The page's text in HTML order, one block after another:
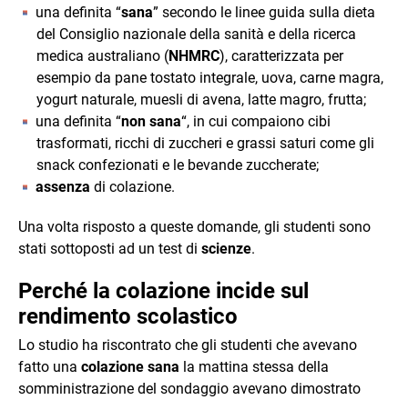
una definita “sana” secondo le linee guida sulla dieta
del Consiglio nazionale della sanità e della ricerca
medica australiano (NHMRC), caratterizzata per
esempio da pane tostato integrale, uova, carne magra,
yogurt naturale, muesli di avena, latte magro, frutta;
una definita “non sana“, in cui compaiono cibi
trasformati, ricchi di zuccheri e grassi saturi come gli
snack confezionati e le bevande zuccherate;
assenza di colazione.
Una volta risposto a queste domande, gli studenti sono
stati sottoposti ad un test di scienze.
Perché la colazione incide sul
rendimento scolastico
Lo studio ha riscontrato che gli studenti che avevano
fatto una colazione sana la mattina stessa della
somministrazione del sondaggio avevano dimostrato